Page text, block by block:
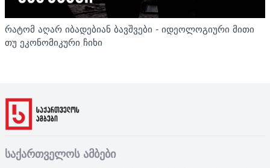
რატომ აღარ იბადებიან ბავშვები - იდეოლოგიური მითი
თუ ეკონომიკური ჩიხი
საქართველოს ამბები